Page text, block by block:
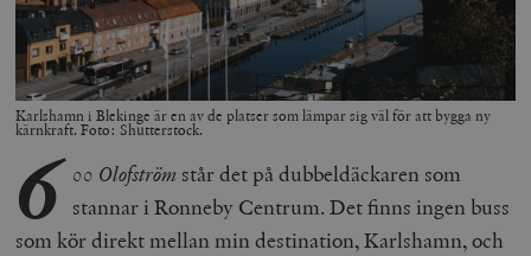
Karlshamn i Blekinge är en av de platser som lämpar sig väl för att bygga ny
kärnkraft. Foto: Shutterstock.
6 00 Olofström står det på dubbeldäckaren som
stannar i Ronneby Centrum. Det finns ingen buss
som kör direkt mellan min destination, Karlshamn, och